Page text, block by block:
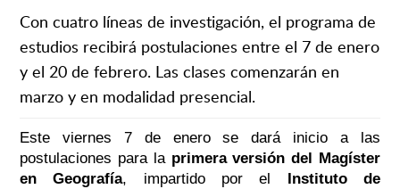
Con cuatro líneas de investigación, el programa de
estudios recibirá postulaciones entre el 7 de enero
y el 20 de febrero. Las clases comenzarán en
marzo y en modalidad presencial.
Este viernes 7 de enero se dará inicio a las
postulaciones para la primera versión del Magíster
en Geografía, impartido por el
Instituto de